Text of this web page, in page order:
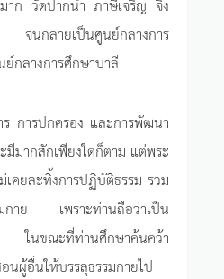
จนกลายเป็นศูนย์กลางการ
กลางการศึกษาบาลี
ร การปกครอง และการพัฒนา
มากสักเพียงใดก็ตาม แต่พระ
คยละทิ้งการปฏิบัติธรรม รวม
มกาย เพราะท่านถือว่าเป็น
ในขณะที่ท่านศึกษาค้นคว้า
นผู้อื่นให้บรรลุธรรมกายไป